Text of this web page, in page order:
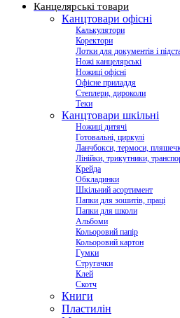
Канцелярські товари
Канцтовари офісні
Калькулятори
Коректори
Лотки для документів і
Ножі канцелярські
Ножиці офісні
Офісне приладдя
Степлери, дироколи
Теки
Канцтовари шкільні
Ножиці дитячі
Готовальні, циркулі
Ланчбокси, термоси,
Лінійки, трикутники,
Крейда
Обкладинки
Шкільний асортимент
Папки для зошитів, праці
Папки для школи
Альбоми
Кольоровий папір
Кольоровий картон
Гумки
Стругачки
Клей
Скотч
Книги
Пластилін